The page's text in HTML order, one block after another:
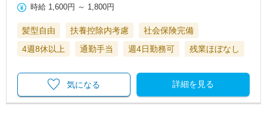
時給 1,600円 ～ 1,800円
髪型自由 扶養控除内考慮
社会保険完備
4週8休以上
通勤手当 週4日勤務可 残業ほぼなし
詳細を見る
気になる